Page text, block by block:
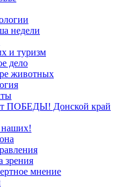
недели
и туризм
дело
животных
ПОБЕДЫ! Донской край
наших!
зрения
мнение